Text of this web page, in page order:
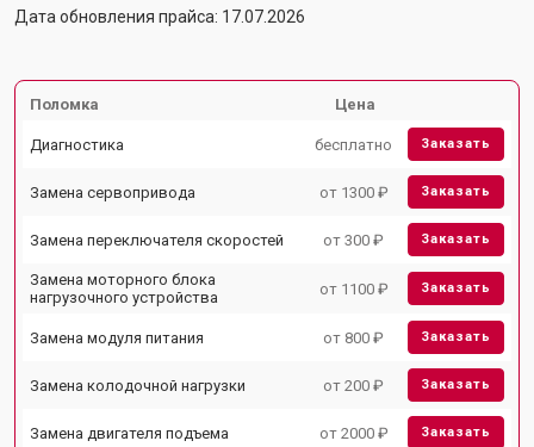
Дата обновления прайса: 17.07.2026
Поломка Цена
Диагностика бесплатно Заказать
Замена сервопривода от 1300 ₽ Заказать
Замена переключателя скоростей от 300 ₽ Заказать
Замена моторного блока
нагрузочного устройства
от 1100 ₽ Заказать
Замена модуля питания от 800 ₽ Заказать
Замена колодочной нагрузки от 200 ₽ Заказать
Замена двигателя подъема от 2000 ₽ Заказать